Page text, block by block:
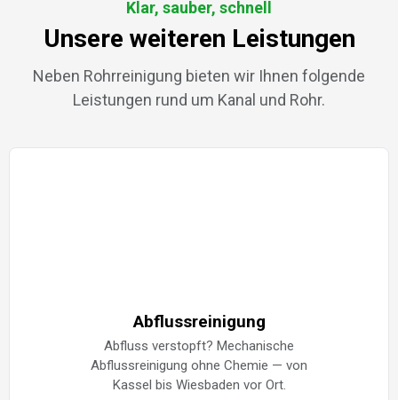
Klar, sauber, schnell
Unsere weiteren Leistungen
Neben Rohrreinigung bieten wir Ihnen folgende
Leistungen rund um Kanal und Rohr.
Abflussreinigung
Abfluss verstopft? Mechanische
Abflussreinigung ohne Chemie — von
Kassel bis Wiesbaden vor Ort.